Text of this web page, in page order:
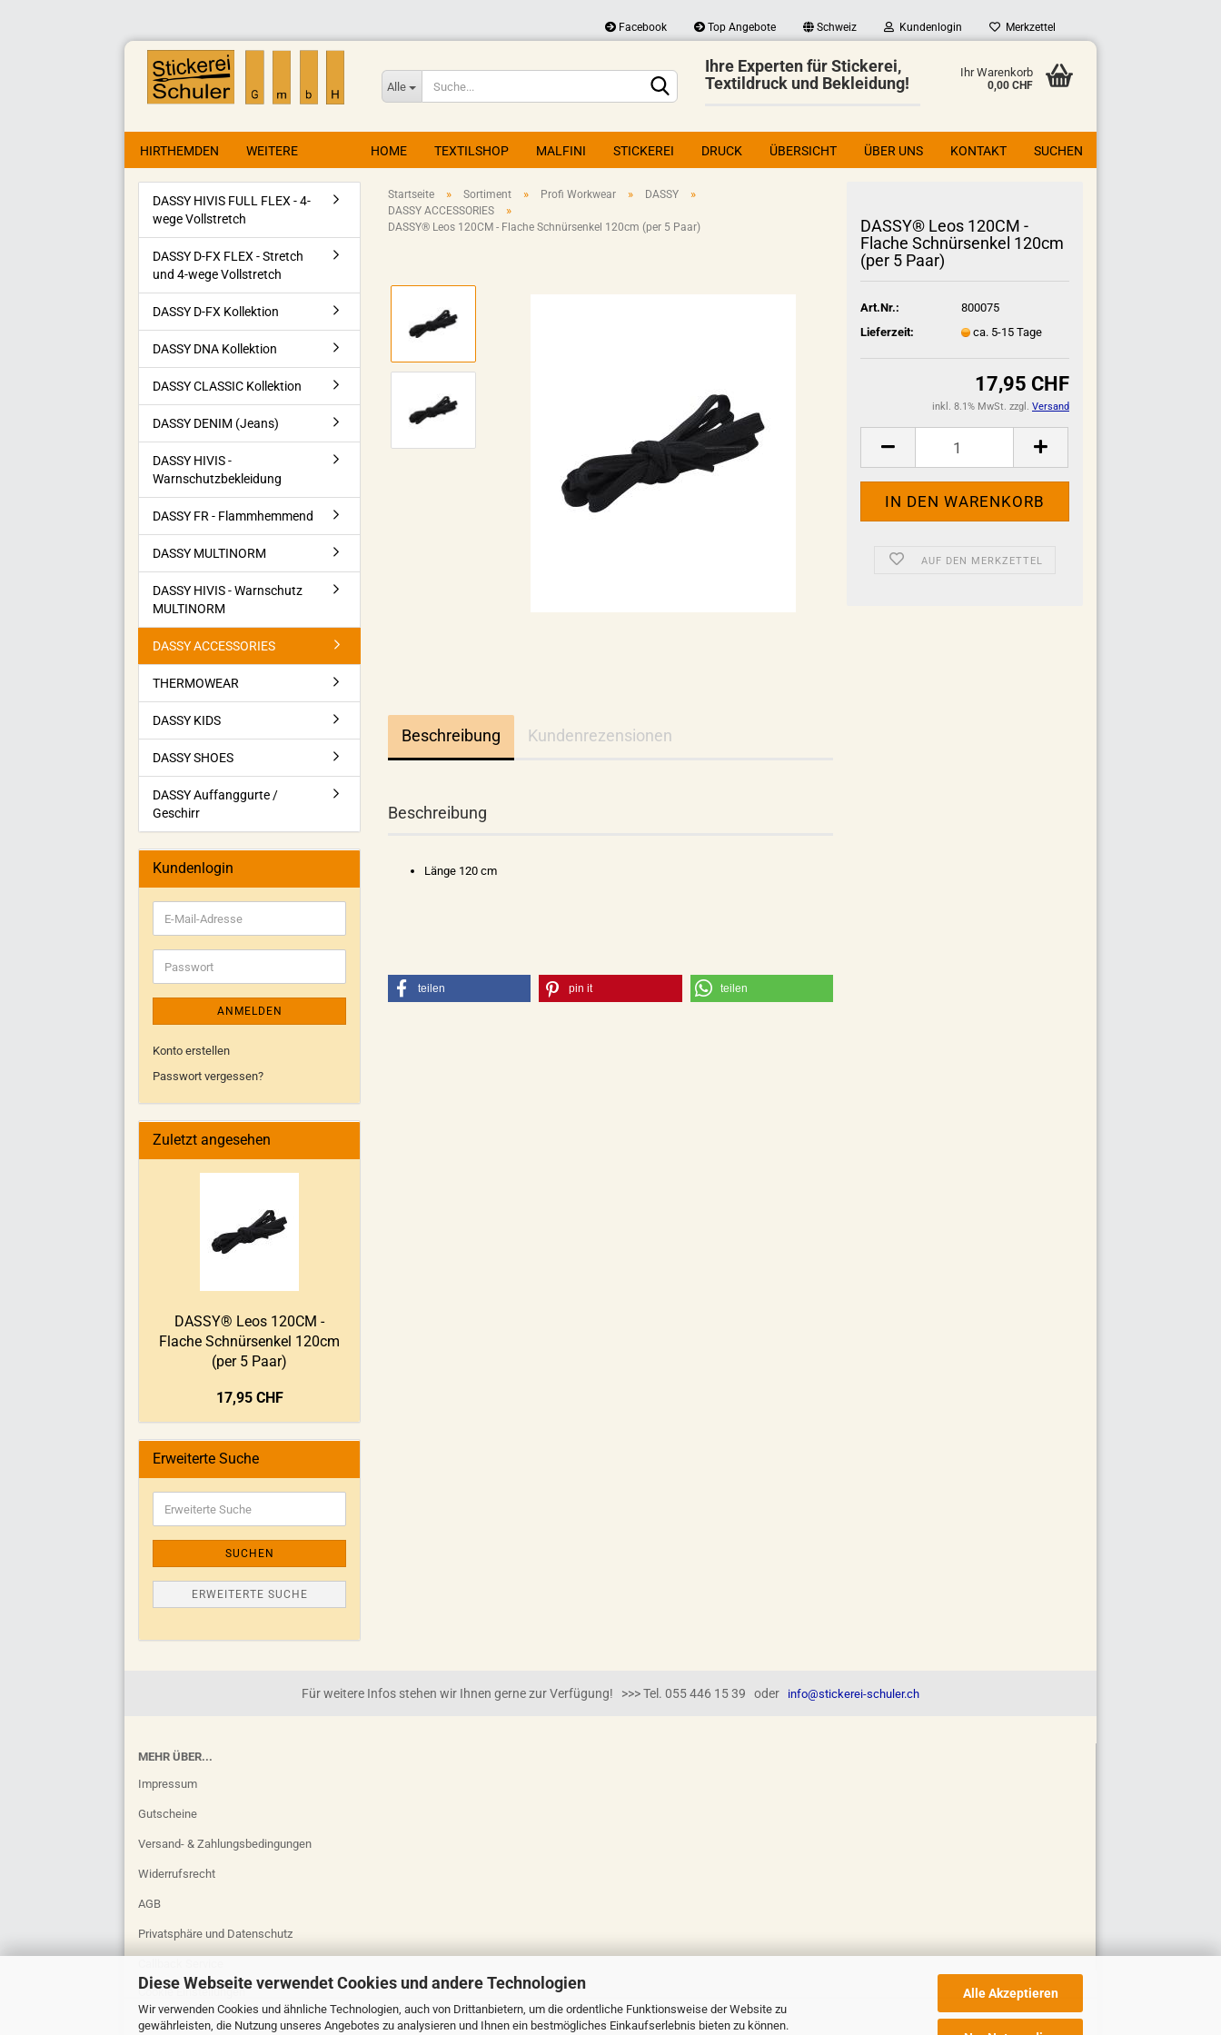
Diese Webseite verwendet Cookies und andere Technologien
Wir verwenden Cookies und ähnliche Technologien, auch von Drittanbietern, um die ordentliche Funktionsweise der Website zu
gewährleisten, die Nutzung unseres Angebotes zu analysieren und Ihnen ein bestmögliches Einkaufserlebnis bieten zu können.
Alle Akzeptieren
Facebook Top Angebote Schweiz
Lieferland
Kundenlogin Merkzettel
Alle
Ihre Experten für Stickerei,
Textildruck und Bekleidung!
Ihr Warenkorb
0,00 CHF
HIRTHEMDEN HOME TEXTILSHOP MALFINI STICKEREI DRUCK ÜBERSICHT ÜBER UNS KONTAKT SUCHEN
WEITERE
Startseite » Sortiment » Profi Workwear » DASSY »
DASSY ACCESSORIES »
DASSY® Leos 120CM - Flache Schnürsenkel 120cm (per 5 Paar)
DASSY® Leos 120CM -
Flache Schnürsenkel 120cm
(per 5 Paar)
Art.Nr.:
800075
Lieferzeit:
ca. 5-15 Tage
17,95 CHF
inkl. 8.1% MwSt. zzgl. Versand
AUF DEN MERKZETTEL
Beschreibung Kundenrezensionen
Beschreibung
Länge 120 cm
teilen pin it teilen
DASSY HIVIS FULL FLEX - 4-
wege Vollstretch
DASSY D-FX FLEX - Stretch
und 4-wege Vollstretch
DASSY D-FX Kollektion
DASSY DNA Kollektion
DASSY CLASSIC Kollektion
DASSY DENIM (Jeans)
DASSY HIVIS -
Warnschutzbekleidung
DASSY FR - Flammhemmend
DASSY MULTINORM
DASSY HIVIS - Warnschutz
MULTINORM
DASSY ACCESSORIES
THERMOWEAR
DASSY KIDS
DASSY SHOES
DASSY Auffanggurte /
Geschirr
Kundenlogin
ANMELDEN
Konto erstellen
Passwort vergessen?
Zuletzt angesehen
DASSY® Leos 120CM -
Flache Schnürsenkel 120cm
(per 5 Paar)
17,95 CHF
Erweiterte Suche
SUCHEN
ERWEITERTE SUCHE
Für weitere Infos stehen wir Ihnen gerne zur Verfügung! >>> Tel. 055 446 15 39 oder info@stickerei-schuler.ch
MEHR ÜBER...
Impressum
Gutscheine
Versand- & Zahlungsbedingungen
Widerrufsrecht
AGB
Privatsphäre und Datenschutz
Cookie Einstellungen
Online-Shopby Gambio.de © 2023